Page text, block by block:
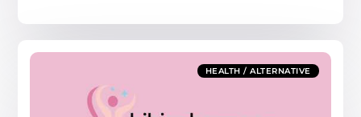
HEALTH / ALTERNATIVE